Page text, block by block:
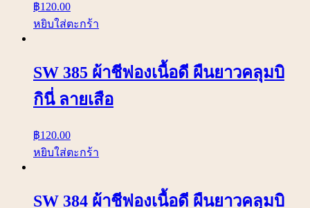
฿120.00
หยิบใส่ตะกร้า
SW 385 ผ้าชีฟองเนื้อดี ผืนยาวคลุมบิ
กินี่ ลายเสือ
฿120.00
หยิบใส่ตะกร้า
SW 384 ผ้าชีฟองเนื้อดี ผืนยาวคลุมบิ